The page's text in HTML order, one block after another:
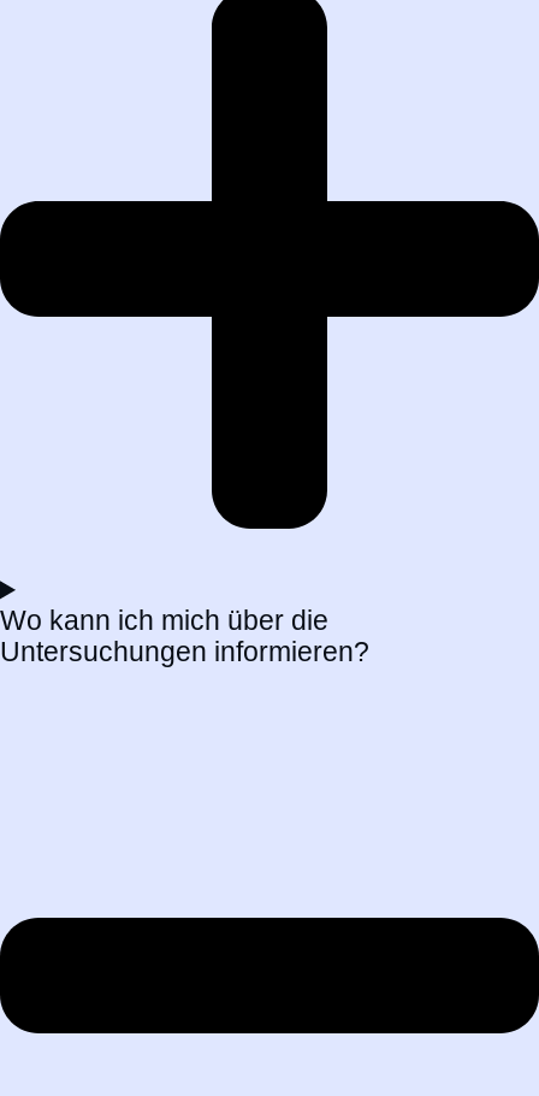
Wo kann ich mich über die
Untersuchungen informieren?